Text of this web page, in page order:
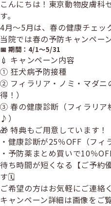
ゴ
ー
テ
リ
ー
こんにちは！東京動物皮膚科
す。
4月〜5月は、春の健康チェッ
当院では春の予防キャンペー
📅 期間：4/1〜5/31
💉 キャンペーン内容
① 狂犬病予防接種
② フィラリア・ノミ・マダニ
得！）
③ 春の健康診断（フィラリア
♪）
🎁 特典もご用意しています！
・健康診断が25％OFF（フィ
・予防薬まとめ買いで10％
待ち時間が短くなる【ご予約
す🗓
ご希望の方はお気軽にご連絡
キャンペーン詳細は画像をご